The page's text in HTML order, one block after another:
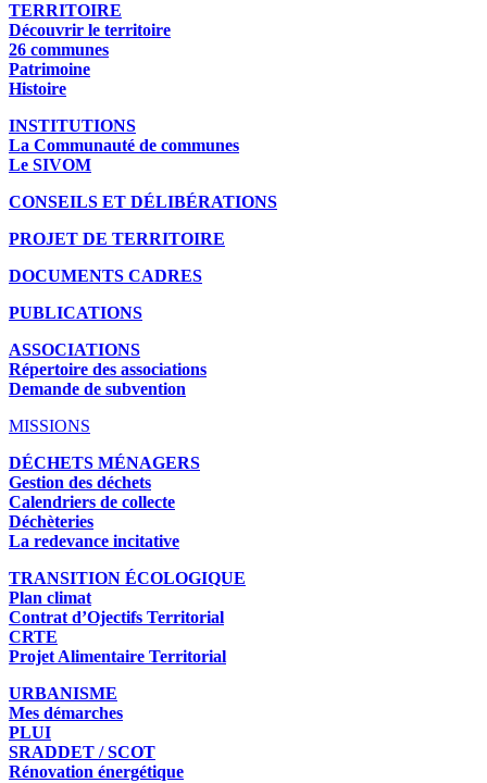
TERRITOIRE
Découvrir le territoire
26 communes
Patrimoine
Histoire
INSTITUTIONS
La Communauté de communes
Le SIVOM
CONSEILS ET DÉLIBÉRATIONS
PROJET DE TERRITOIRE
DOCUMENTS CADRES
PUBLICATIONS
ASSOCIATIONS
Répertoire des associations
Demande de subvention
MISSIONS
DÉCHETS MÉNAGERS
Gestion des déchets
Calendriers de collecte
Déchèteries
La redevance incitative
TRANSITION ÉCOLOGIQUE
Plan climat
Contrat d’Ojectifs Territorial
CRTE
Projet Alimentaire Territorial
URBANISME
Mes démarches
PLUI
SRADDET / SCOT
Rénovation énergétique